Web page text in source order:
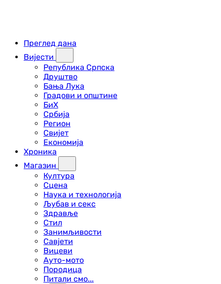
Преглед дана
Вијести
Република Српска
Друштво
Бања Лука
Градови и општине
БиХ
Србија
Регион
Свијет
Економија
Хроника
Магазин
Култура
Сцена
Наука и технологија
Љубав и секс
Здравље
Стил
Занимљивости
Савјети
Вицеви
Ауто-мото
Породица
Питали смо...